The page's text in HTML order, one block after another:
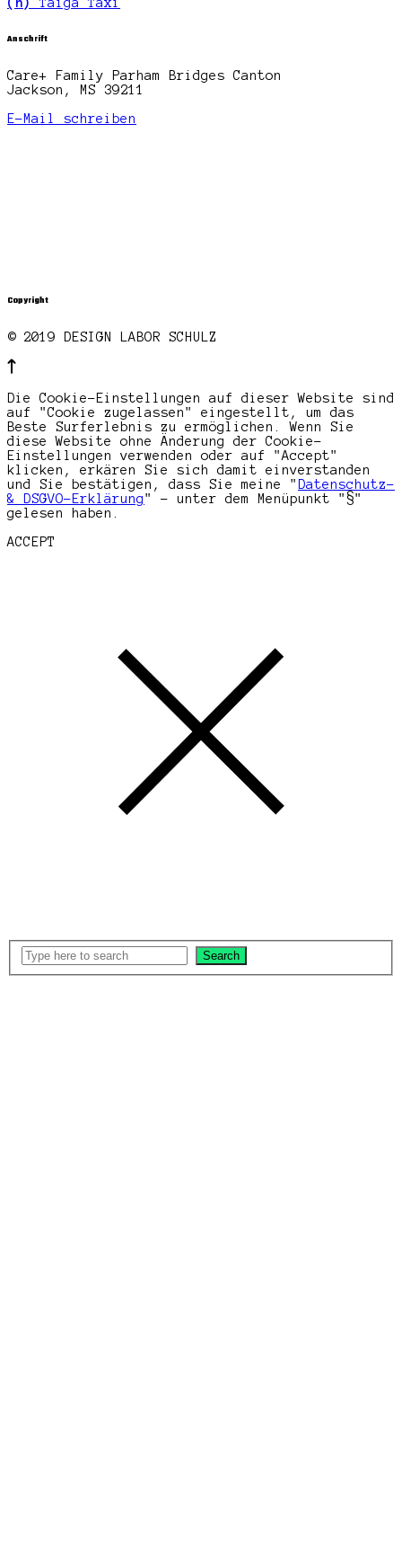
Anschrift
Care+ Family Parham Bridges Canton
Jackson, MS 39211
E-Mail schreiben
Copyright
© 2019 DESIGN LABOR SCHULZ
Die Cookie-Einstellungen auf dieser Website sind
auf "Cookie zugelassen" eingestellt, um das
Beste Surferlebnis zu ermöglichen. Wenn Sie
diese Website ohne Änderung der Cookie-
Einstellungen verwenden oder auf "Accept"
klicken, erkären Sie sich damit einverstanden
und Sie bestätigen, dass Sie meine " Datenschutz-
& DSGVO-Erklärung" - unter dem Menüpunkt "§"
gelesen haben.
ACCEPT